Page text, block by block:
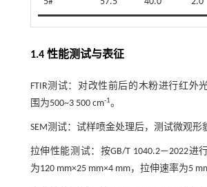
1.4 性能测试与表征
FTIR测试：对改性前后的木粉进行红外
围为500~3 500 cm-1。
SEM测试：试样喷金处理后，测试微观形
拉伸性能测试：按GB/T 1040.2—2022进
为120 mm×25 mm×4 mm，拉伸速率为5